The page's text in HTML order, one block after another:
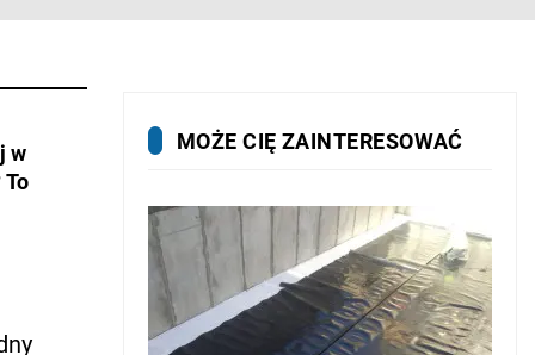
w
MOŻE CIĘ ZAINTERESOWAĆ